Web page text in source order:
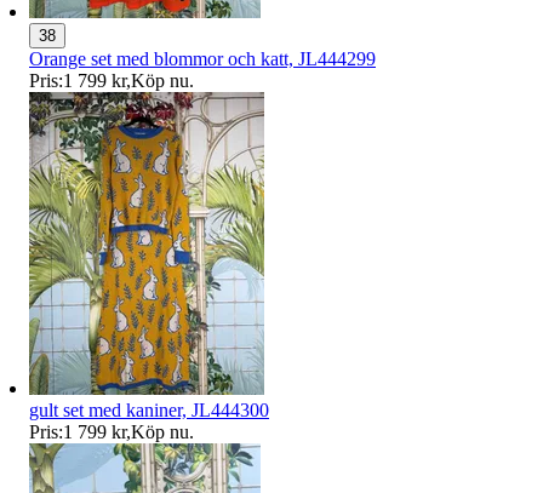
38
Orange set med blommor och katt, JL444299
Pris:1 799 kr,Köp nu.
gult set med kaniner, JL444300
Pris:1 799 kr,Köp nu.